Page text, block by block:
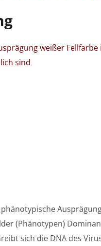
weißer
sind
(Phänotypen)
sich die DNA des